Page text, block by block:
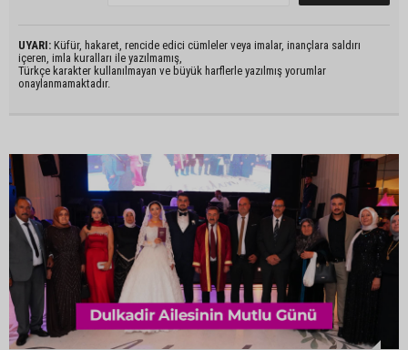
UYARI: Küfür, hakaret, rencide edici cümleler veya imalar, inançlara saldırı
içeren, imla kuralları ile yazılmamış,
Türkçe karakter kullanılmayan ve büyük harflerle yazılmış yorumlar
onaylanmamaktadır.